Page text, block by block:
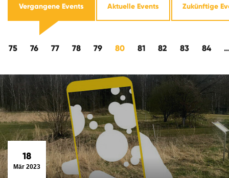
Vergangene Events Aktuelle Events Zukünftige
75 76 77 78 79 80 81 82 83 84
18
Mär 2023